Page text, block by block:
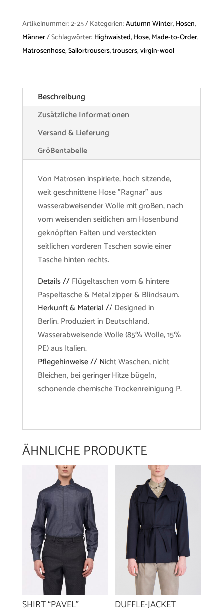
Wool
Menge
Artikelnummer:2-25 Kategorien:Autumn Winter, Hosen,
Männer Schlagwörter: Highwaisted, Hose, Made-to-Order,
Matrosenhose,Sailortrousers,trousers,virgin-wool
Beschreibung
Zusätzliche Informationen
Versand & Lieferung
Größentabelle
Von Matrosen inspirierte, hoch sitzende,
weit geschnittene Hose "Ragnar" aus
wasserabweisender Wolle mit großen, nach
vorn weisenden seitlichen am Hosenbund
geknöpften Falten und versteckten
seitlichen vorderen Taschen sowie einer
Tasche hinten rechts.
Details //Flügeltaschen vorn & hintere
Paspeltasche & Metallzipper & Blindsaum.
Herkunft & Material //Designed in
Berlin. Produziert in Deutschland.
Wasserabweisende Wolle (85% Wolle, 15%
PE) aus Italien.
Pflegehinweise // Nicht Waschen, nicht
Bleichen, bei geringer Hitze bügeln,
schonende chemische Trockenreinigung P.
ÄHNLICHE PRODUKTE
SHIRT “PAVEL” DUFFLE-JACKET